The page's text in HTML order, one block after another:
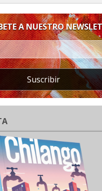
A NUESTRO
Suscribir